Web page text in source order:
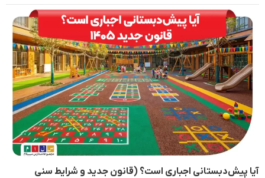
آیا پیش‌دبستانی اجباری است؟ (قانون جدید و شرایط سنی